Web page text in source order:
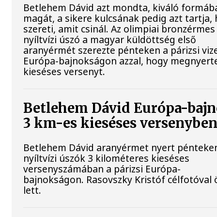
Betlehem Dávid azt mondta, kiváló
magát, a sikere kulcsának pedig azt tartja,
szereti, amit csinál. Az olimpiai bronzérmes
nyíltvízi úszó a magyar küldöttség első
aranyérmét szerezte pénteken a párizsi
Európa-bajnokságon azzal, hogy
kieséses versenyt.
Betlehem Dávid Európa-
3 km-es kieséses
Betlehem Dávid aranyérmet nyert
nyíltvízi úszók 3 kilométeres kieséses
versenyszámában a párizsi Európa-
bajnokságon. Rasovszky Kristóf célfotóval
lett.